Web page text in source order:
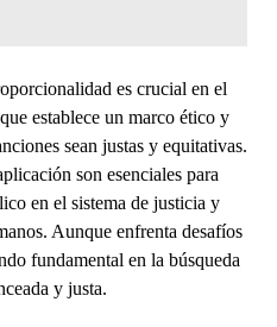
es crucial en el
establece un marco ético y
sean justas y equitativas.
son esenciales para
en el sistema de justicia y
Aunque enfrenta desafíos
fundamental en la búsqueda
y justa.